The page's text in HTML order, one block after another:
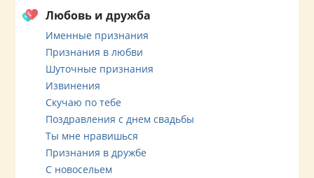
Любовь и дружба
Именные признания
Признания в любви
Шуточные признания
Извинения
Скучаю по тебе
Поздравления с днем свадьбы
Ты мне нравишься
Признания в дружбе
С новосельем